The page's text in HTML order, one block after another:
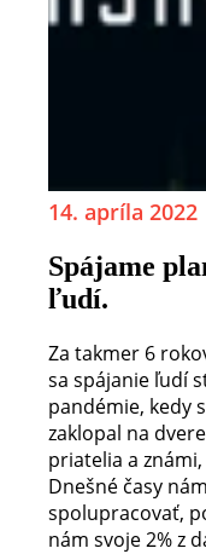
14. apríla 2022
Spájame
ľudí.
Za takmer 6
sa spájanie ľudí
pandémie, kedy
zaklopal na
priatelia a
Dnešné časy
spolupracovať,
nám svoje 2% z